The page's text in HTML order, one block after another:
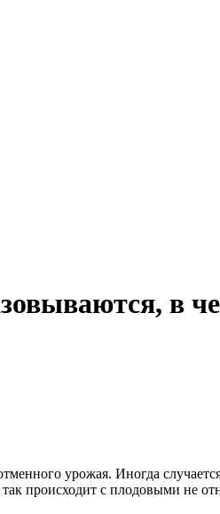
в
урожая. Иногда
происходит с плодовыми не